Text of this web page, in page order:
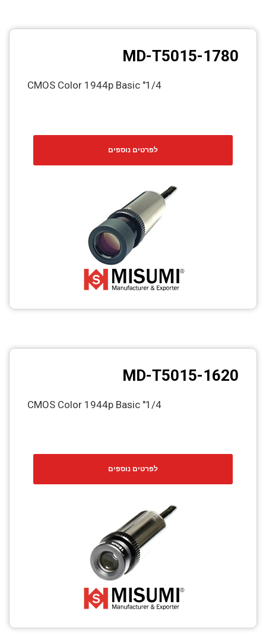
MD-T5015-1780
1/4" CMOS Color 1944p Basic
לפרטים נוספים
MD-T5015-1620
1/4" CMOS Color 1944p Basic
לפרטים נוספים